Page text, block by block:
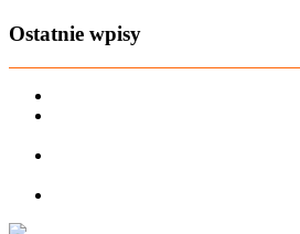
Ostatnie wpisy